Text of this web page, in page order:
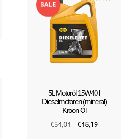
5L Motoröl 15W40 l
Dieselmotoren (mineral)
Kroon Öl
Bewertet mit
5.00von 5
SALE
€54,04
Ursprünglicher
€45,19Aktueller